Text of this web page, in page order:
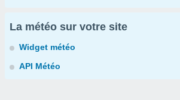
La météo sur votre site
Widget météo
API Météo